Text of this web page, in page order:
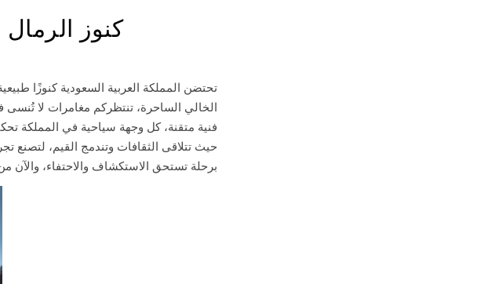
كنوز
تحتضن المملكة العربية السعودية كنوزًا
الخالي الساحرة، تنتظركم مغامرات لا تُنسى
فنية متقنة، كل وجهة سياحية في المملكة
حيث تتلاقى الثقافات وتندمج القيم، لتصنع
برحلة تستحق الاستكشاف والاحتفاء، والآن